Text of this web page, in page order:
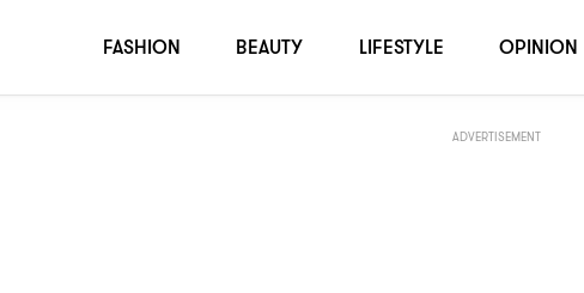
ADVERTISEMENT
FASHION BEAUTY LIFESTYLE OPINION
？